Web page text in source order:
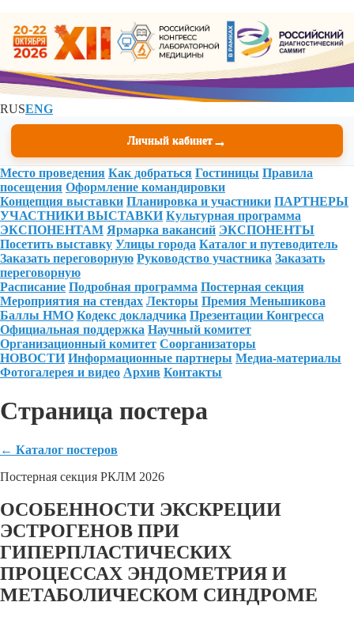
RUSENG
Личный кабинет →
Место проведения Как добраться Гостиницы Правила
посещения Оформление командировки
Концепция выставки Планировка и участники ПАРТНЕРЫ
УЧАСТНИКИ ВЫСТАВКИ Культурная программа
ЭКСПОНЕНТАМ Ярмарка вакансий ЭКСПОНЕНТЫ
Посетить выставку Улицы города Каталог и путеводитель
Заказать переговорную Руководство участника Заказать
переговорную
Расписание Подробная программа Постерная секция
Мероприятия на стендах Лекторы Премия Меньшикова
Баллы НМО Кодекс докладчика Презентации Конгресса
Официальная поддержка Научный комитет
Организационный комитет Соорганизаторы
НОВОСТИ Информационные партнеры Медиа-материалы
Фотогалерея и видео Архив Контакты
Страница постера
← Каталог постеров
Постерная секция РКЛМ 2026
ОСОБЕННОСТИ ЭКСКРЕЦИИ
ЭСТРОГЕНОВ ПРИ
ГИПЕРПЛАСТИЧЕСКИХ
ПРОЦЕССАХ ЭНДОМЕТРИЯ И
МЕТАБОЛИЧЕСКОМ СИНДРОМЕ